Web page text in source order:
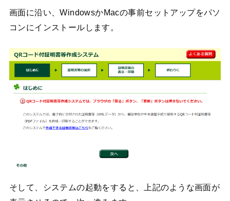
画面に沿い、WindowsかMacの事前セットアップをパソ
コンにインストールします。
そして、システムの起動をすると、上記のような画面が